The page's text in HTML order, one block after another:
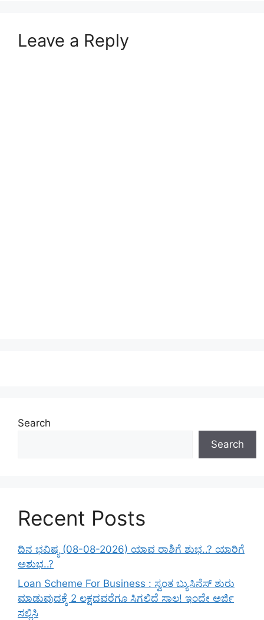
Leave a Reply
Search
Search
Recent Posts
ದಿನ ಭವಿಷ್ಯ (08-08-2026) ಯಾವ ರಾಶಿಗೆ ಶುಭ..? ಯಾರಿಗೆ
ಅಶುಭ..?
Loan Scheme For Business : ಸ್ವಂತ ಬ್ಯುಸಿನೆಸ್ ಶುರು
ಮಾಡುವುದಕ್ಕೆ 2 ಲಕ್ಷದವರೆಗೂ ಸಿಗಲಿದೆ ಸಾಲ! ಇಂದೇ ಅರ್ಜಿ
ಸಲ್ಲಿಸಿ